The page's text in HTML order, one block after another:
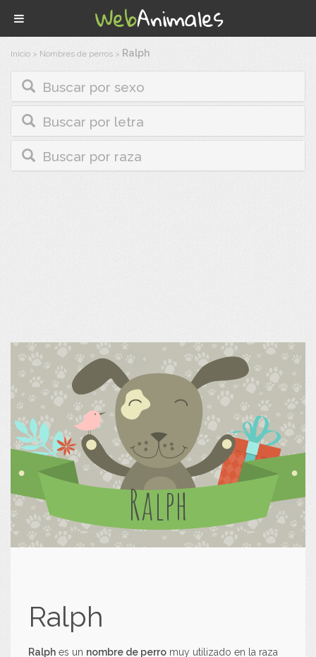
Inicio > Nombres de perros > Ralph
Buscar por sexo
Buscar por letra
Buscar por raza
Ralph
Ralph
Ralph es un nombre de perro muy utilizado en la raza